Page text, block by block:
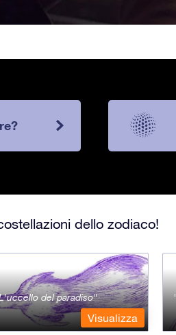
dello zodiaco!
del paradiso
Visualizza